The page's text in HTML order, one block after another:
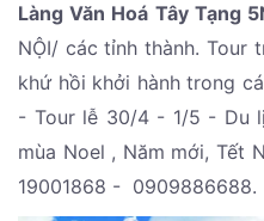
Làng Văn Hoá Tây Tạng
NỘI/ các tỉnh thành. Tour
khứ hồi khởi hành trong
- Tour lễ 30/4 - 1/5 - Du
mùa Noel , Năm mới, Tết
19001868 - 0909886688.